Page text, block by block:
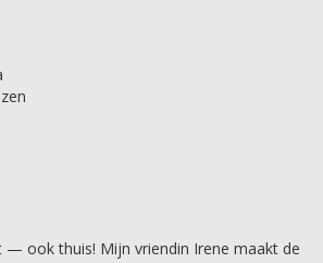
— ook thuis! Mijn vriendin Irene maakt de